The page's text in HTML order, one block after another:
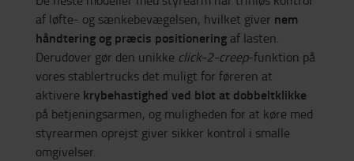
af løfte- og sænkebevægelsen, hvilket giver nem
håndtering og præcis positionering af lasten.
Derudover gør den unikke click-2-creep-funktion på
vores stablertrucks det muligt for føreren at
aktivere krybehastighed ved blot at dobbeltklikke
på betjeningsarmen, og muligheden for at køre med
styrearmen oprejst giver sikker kontrol i smalle
omgivelser.